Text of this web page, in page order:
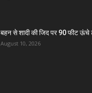
बहन से शादी की जिद पर 90 फीट ऊंचे
August 10, 2026